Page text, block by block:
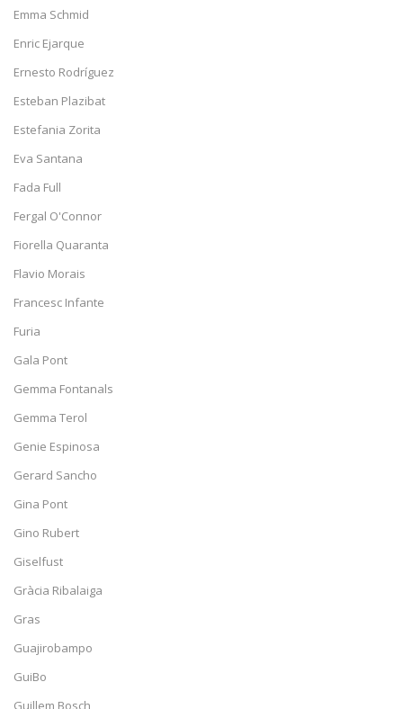
Emma Schmid
Enric Ejarque
Ernesto Rodríguez
Esteban Plazibat
Estefania Zorita
Eva Santana
Fada Full
Fergal O'Connor
Fiorella Quaranta
Flavio Morais
Francesc Infante
Furia
Gala Pont
Gemma Fontanals
Gemma Terol
Genie Espinosa
Gerard Sancho
Gina Pont
Gino Rubert
Giselfust
Gràcia Ribalaiga
Gras
Guajirobampo
GuiBo
Guillem Bosch